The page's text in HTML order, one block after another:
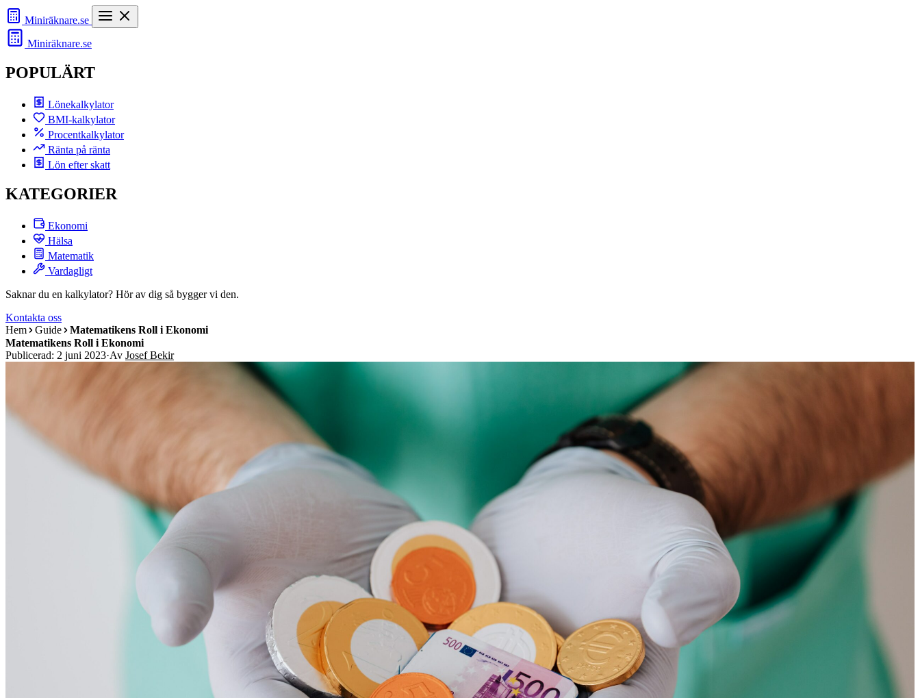
Miniräknare.se
Miniräknare.se
POPULÄRT
Lönekalkylator
BMI-kalkylator
Procentkalkylator
Ränta på ränta
Lön efter skatt
KATEGORIER
Ekonomi
Hälsa
Matematik
Vardagligt
Saknar du en kalkylator? Hör av dig så bygger vi den.
Kontakta oss
Hem
Guide
Matematikens Roll i Ekonomi
Matematikens Roll i Ekonomi
Publicerad: 2 juni 2023·Av Josef Bekir